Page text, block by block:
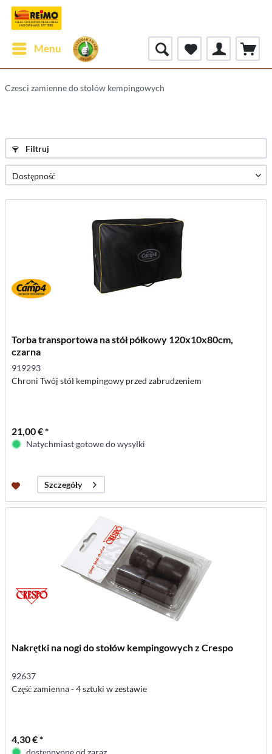
Menu
Czesci zamienne do stolów kempingowych
Filtruj
Torba transportowa na stół półkowy 120x10x80cm,
czarna
919293
Chroni Twój stół kempingowy przed zabrudzeniem
21,00 € *
Natychmiast gotowe do wysyłki
Szczegóły
Nakrętki na nogi do stołów kempingowych z Crespo
92637
Część zamienna - 4 sztuki w zestawie
4,30 € *
dostępnypne od zaraz